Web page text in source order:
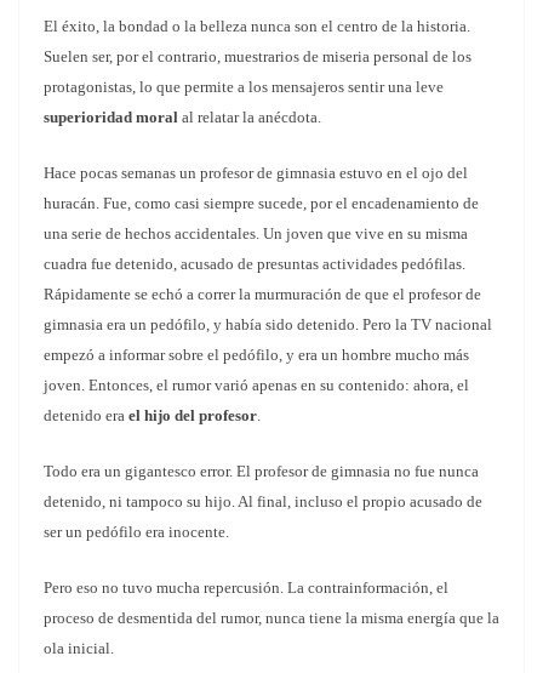
El éxito, la bondad o la belleza nunca son el centro de la historia.
Suelen ser, por el contrario, muestrarios de miseria personal de los
protagonistas, lo que permite a los mensajeros sentir una leve
superioridad moral al relatar la anécdota.
Hace pocas semanas un profesor de gimnasia estuvo en el ojo del
huracán. Fue, como casi siempre sucede, por el encadenamiento de
una serie de hechos accidentales. Un joven que vive en su misma
cuadra fue detenido, acusado de presuntas actividades pedófilas.
Rápidamente se echó a correr la murmuración de que el profesor de
gimnasia era un pedófilo, y había sido detenido. Pero la TV nacional
empezó a informar sobre el pedófilo, y era un hombre mucho más
joven. Entonces, el rumor varió apenas en su contenido: ahora, el
detenido era el hijo del profesor
Todo era un gigantesco error. El profesor de gimnasia no fue nunca
detenido, ni tampoco su hijo. Al final, incluso el propio acusado de
ser un pedófilo era inocente.
Pero eso no tuvo mucha repercusión. La contrainformación, el
proceso de desmentida del rumor, nunca tiene la misma energía que la
ola inicial.